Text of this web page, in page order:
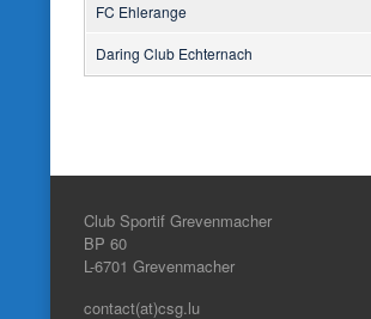
FC Ehlerange
Daring Club Echternach
Club Sportif Grevenmacher
BP 60
L-6701 Grevenmacher
contact(at)csg.lu